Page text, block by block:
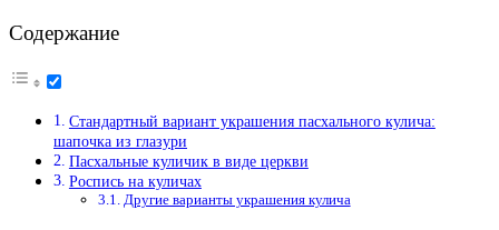
Содержание
Стандартный вариант украшения пасхального кулича:
шапочка из глазури
Пасхальные куличик в виде церкви
Роспись на куличах
Другие варианты украшения кулича